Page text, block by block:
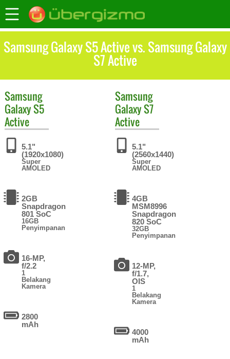
Samsung Galaxy S5 Active vs. Samsung Galaxy
S7 Active
Samsung
Galaxy S5
Active
5.1"
(1920x1080)
Super
AMOLED
2GB
Snapdragon
801 SoC
16GB
Penyimpanan
16-MP,
f/2.2
1
Belakang
Kamera
2800
mAh
Samsung
Galaxy S7
Active
5.1"
(2560x1440)
Super
AMOLED
4GB
MSM8996
Snapdragon
820 SoC
32GB
Penyimpanan
12-MP,
f/1.7,
OIS
1
Belakang
Kamera
4000
mAh